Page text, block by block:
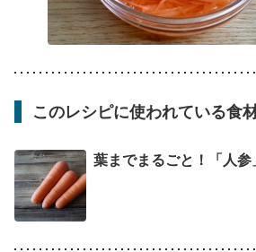
このレシピに使われている食
葉までまるごと！「人参